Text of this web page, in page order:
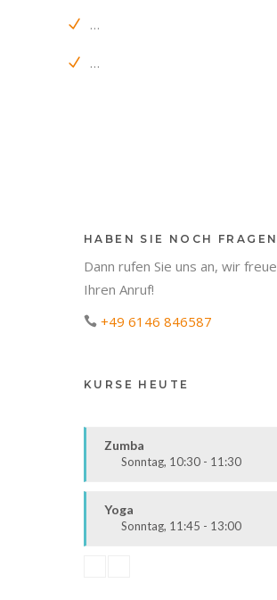
…
…
HABEN SIE NOCH
Dann rufen Sie uns an, wir
Ihren Anruf!
+49 6146 846587
KURSE HEUTE
Zumba
Sonntag, 10:30 - 11:30
Alle
Yoga
Sonntag, 11:45 - 13:00